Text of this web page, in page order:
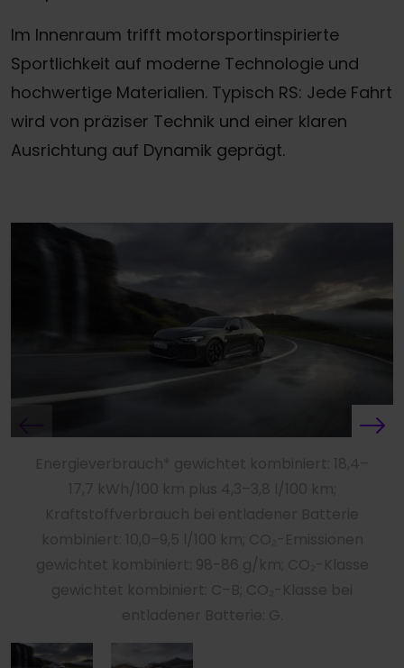
Im Innenraum trifft motorsportinspirierte
Sportlichkeit auf moderne Technologie und
hochwertige Materialien. Typisch RS: Jede Fahrt
wird von präziser Technik und einer klaren
Ausrichtung auf Dynamik geprägt.